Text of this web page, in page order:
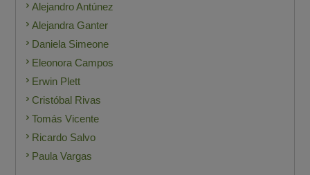
Alejandro Antúnez
Alejandra Ganter
Daniela Simeone
Eleonora Campos
Erwin Plett
Cristóbal Rivas
Tomás Vicente
Ricardo Salvo
Paula Vargas